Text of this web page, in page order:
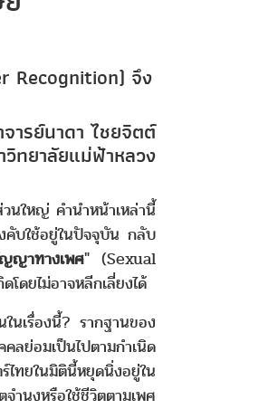
Recognition) จึง
จารย์นาดา ไชยจิตต์
วิทยาลัยแม่ฟ้าหลวง
นใหญ่ คำนำหน้าเหล่านี้
คับใช้อยู่ในปัจจุบัน กลับ
ญาทางเพศ" (Sexual
ดยไม่อาจหลีกเลี่ยงได้
นเรื่องนี้? รากฐานของ
ลย่อมเป็นไปตามกำเนิด
ไทยในมิตินี้หยุดนิ่งอยู่ใน
นงหรือใช้ชีวิตตามเพศ